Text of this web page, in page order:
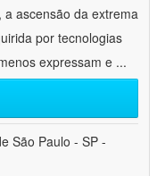
ascensão da extrema
por tecnologias
expressam e ...
São Paulo - SP -